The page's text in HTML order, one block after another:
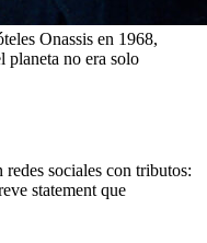
Onassis en 1968,
planeta no era solo
sociales con tributos:
statement que